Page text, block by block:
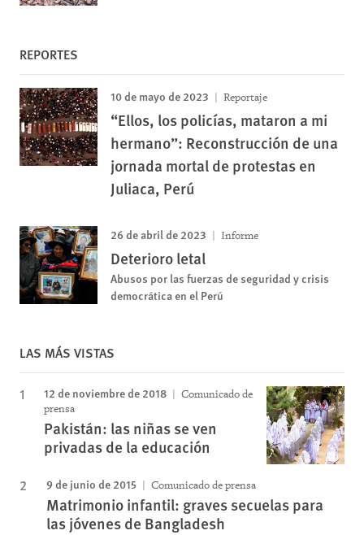
REPORTES
10 de mayo de 2023 Reportaje
“Ellos, los policías, mataron a mi
hermano”: Reconstrucción de una
jornada mortal de protestas en
Juliaca, Perú
26 de abril de 2023 Informe
Deterioro letal
Abusos por las fuerzas de seguridad y crisis
democrática en el Perú
LAS MÁS VISTAS
12 de noviembre de 2018
Comunicado de
prensa
Pakistán: las niñas se ven
privadas de la educación
9 de junio de 2015 Comunicado de prensa
Matrimonio infantil: graves secuelas para
las jóvenes de Bangladesh